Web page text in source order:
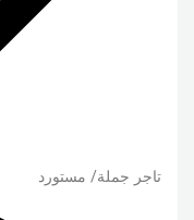
تاجر جملة/ مستورد